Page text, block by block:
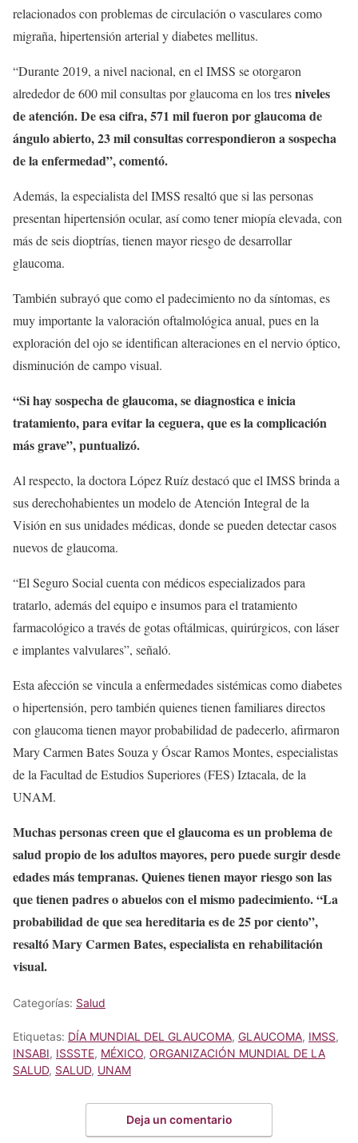
relacionados con problemas de circulación o vasculares como
migraña, hipertensión arterial y diabetes mellitus.
“Durante 2019, a nivel nacional, en el IMSS se otorgaron
alrededor de 600 mil consultas por glaucoma en los tresniveles
de atención. De esa cifra, 571 mil fueron por glaucoma de
ángulo abierto, 23 mil consultas correspondieron a sospecha
de la enfermedad”, comentó.
Además, la especialista del IMSS resaltó que si las personas
presentan hipertensión ocular, así como tener miopía elevada, con
más de seis dioptrías, tienen mayor riesgo de desarrollar
glaucoma.
También subrayó que como el padecimiento no da síntomas, es
muy importante la valoración oftalmológica anual, pues en la
exploración del ojo se identifican alteraciones en el nervio óptico,
disminución de campo visual.
“Si hay sospecha de glaucoma, se diagnostica e inicia
tratamiento, para evitar la ceguera, que es la complicación
más grave”, puntualizó.
Al respecto, la doctora López Ruíz destacó que el IMSS brinda a
sus derechohabientes un modelo de Atención Integral de la
Visión en sus unidades médicas, donde se pueden detectar casos
nuevos de glaucoma.
“El Seguro Social cuenta con médicos especializados para
tratarlo, además del equipo e insumos para el tratamiento
farmacológico a través de gotas oftálmicas, quirúrgicos, con láser
e implantes valvulares”, señaló.
Esta afección se vincula a enfermedades sistémicas como diabetes
o hipertensión, pero también quienes tienen familiares directos
con glaucoma tienen mayor probabilidad de padecerlo, afirmaron
Mary Carmen Bates Souza y Óscar Ramos Montes, especialistas
de la Facultad de Estudios Superiores (FES) Iztacala, de la
UNAM.
Muchas personas creen que el glaucoma es un problema de
salud propio de los adultos mayores, pero puede surgir desde
edades más tempranas. Quienes tienen mayor riesgo son las
que tienen padres o abuelos con el mismo padecimiento. “La
probabilidad de que sea hereditaria es de 25 por ciento”,
resaltó Mary Carmen Bates, especialista en rehabilitación
visual.
Categorías: Salud
Etiquetas: DÍA MUNDIAL DEL GLAUCOMA, GLAUCOMA, IMSS,
INSABI, ISSSTE, MÉXICO, ORGANIZACIÓN MUNDIAL DE LA
SALUD, SALUD, UNAM
Deja un comentario